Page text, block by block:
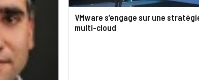
VMware s’engage sur une
multi-cloud